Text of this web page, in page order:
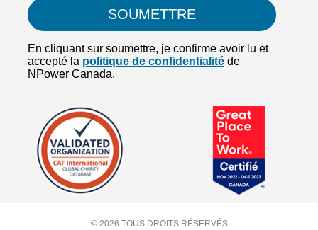
© 2026 TOUS DROITS RÉSERVÉS